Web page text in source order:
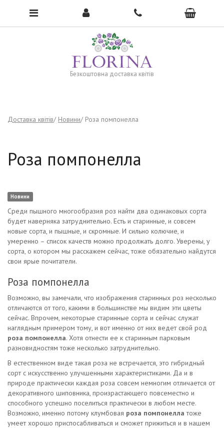
Безкоштовна доставка квітів
To open the menu, click here →
Доставка квітів Новини Роза помпонелла
Роза помпонелла
Новини
Среди пышного многообразия роз найти два одинаковых сорта
будет наверняка затруднительно. Есть и старинные, и совсем
новые сорта, и пышные, и скромные. И сильно колючие, и
умеренно – список качеств можно продолжать долго. Уверены, у
сорта, о котором мы расскажем сейчас, тоже обязательно найдутся
свои ярые почитатели.
Роза помпонелла
Возможно, вы замечали, что изображения старинных роз несколько
отличаются от того, какими в большинстве мы видим эти цветы
сейчас. Впрочем, некоторые старинные сорта и сейчас служат
наглядным примером тому, и вот именно от них ведет свой род
роза помпонелла. Хотя отнести ее к старинным парковым
разновидностям тоже несколько затруднительно.
В естественном виде такая роза не встречается, это гибридный
сорт с искусственно улучшенными характеристиками. Да и в
природе практически каждая роза совсем немногим отличается от
декоративного шиповника, произрастающего повсеместно и
способного успешно поселиться практически в любом месте.
Возможно, именно потому клумбовая роза помпонелла тоже
умеет хорошо приспосабливаться и сможет прижиться и в нашем